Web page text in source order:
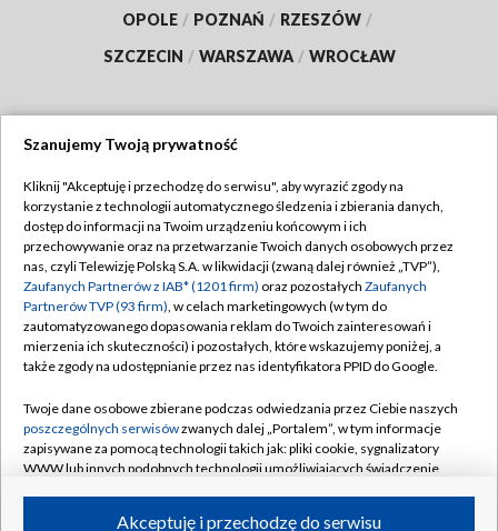
OPOLE / POZNAŃ / RZESZÓW /
SZCZECIN / WARSZAWA / WROCŁAW
TVP
Abonament TVP
Emisja w TVP
Centrum informacji TVP
Naziemna Telewizja Cyfrowa
Rada Programowa
System NOS
Informacje o nadawcy
Regulamin TVP
Polityka prywatności
Moje zgody
Pomoc
Kontakt
Kanały
Szanujemy Twoją prywatność
Kliknij "Akceptuję i przechodzę do serwisu", aby wyrazić zgody na
korzystanie z technologii automatycznego śledzenia i zbierania danych,
dostęp do informacji na Twoim urządzeniu końcowym i ich
przechowywanie oraz na przetwarzanie Twoich danych osobowych przez
nas, czyli Telewizję Polską S.A. w likwidacji (zwaną dalej również „TVP”),
Zaufanych Partnerów z IAB* (1201 firm) oraz pozostałych Zaufanych
Partnerów TVP (93 firm), w celach marketingowych (w tym do
zautomatyzowanego dopasowania reklam do Twoich zainteresowań i
mierzenia ich skuteczności) i pozostałych, które wskazujemy poniżej, a
także zgody na udostępnianie przez nas identyfikatora PPID do Google.
Twoje dane osobowe zbierane podczas odwiedzania przez Ciebie naszych
poszczególnych serwisówzwanych dalej „Portalem”, w tym informacje
zapisywane za pomocą technologii takich jak: pliki cookie, sygnalizatory
WWW lub innych podobnych technologii umożliwiających świadczenie
Akceptuję i przechodzę do serwisu